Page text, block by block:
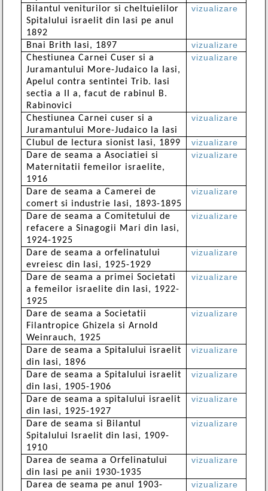
Bilantul veniturilor si cheltuielilor
Spitalului israelit din Iasi pe anul
1892
vizualizare
Bnai Brith Iasi, 1897
vizualizare
Chestiunea Carnei Cuser si a
Juramantului More-Judaico la Iasi,
Apelul contra sentintei Trib. Iasi
sectia a II a, facut de rabinul B.
Rabinovici
vizualizare
Chestiunea Carnei cuser si a
Juramantului More-Judaico la Iasi
vizualizare
Clubul de lectura sionist Iasi, 1899
vizualizare
Dare de seama a Asociatiei si
Maternitatii femeilor israelite,
1916
vizualizare
Dare de seama a Camerei de
comert si industrie Iasi, 1893-1895
vizualizare
Dare de seama a Comitetului de
refacere a Sinagogii Mari din Iasi,
1924-1925
vizualizare
Dare de seama a orfelinatului
evreiesc din Iasi, 1925-1929
vizualizare
Dare de seama a primei Societati
a femeilor israelite din Iasi, 1922-
1925
vizualizare
Dare de seama a Societatii
Filantropice Ghizela si Arnold
Weinrauch, 1925
vizualizare
Dare de seama a Spitalului israelit
din Iasi, 1896
vizualizare
Dare de seama a Spitalului israelit
din Iasi, 1905-1906
vizualizare
Dare de seama a spitalului israelit
din Iasi, 1925-1927
vizualizare
Dare de seama si Bilantul
Spitalului Israelit din Iasi, 1909-
1910
vizualizare
Darea de seama a Orfelinatului
din Iasi pe anii 1930-1935
vizualizare
Darea de seama pe anul 1903-
vizualizare